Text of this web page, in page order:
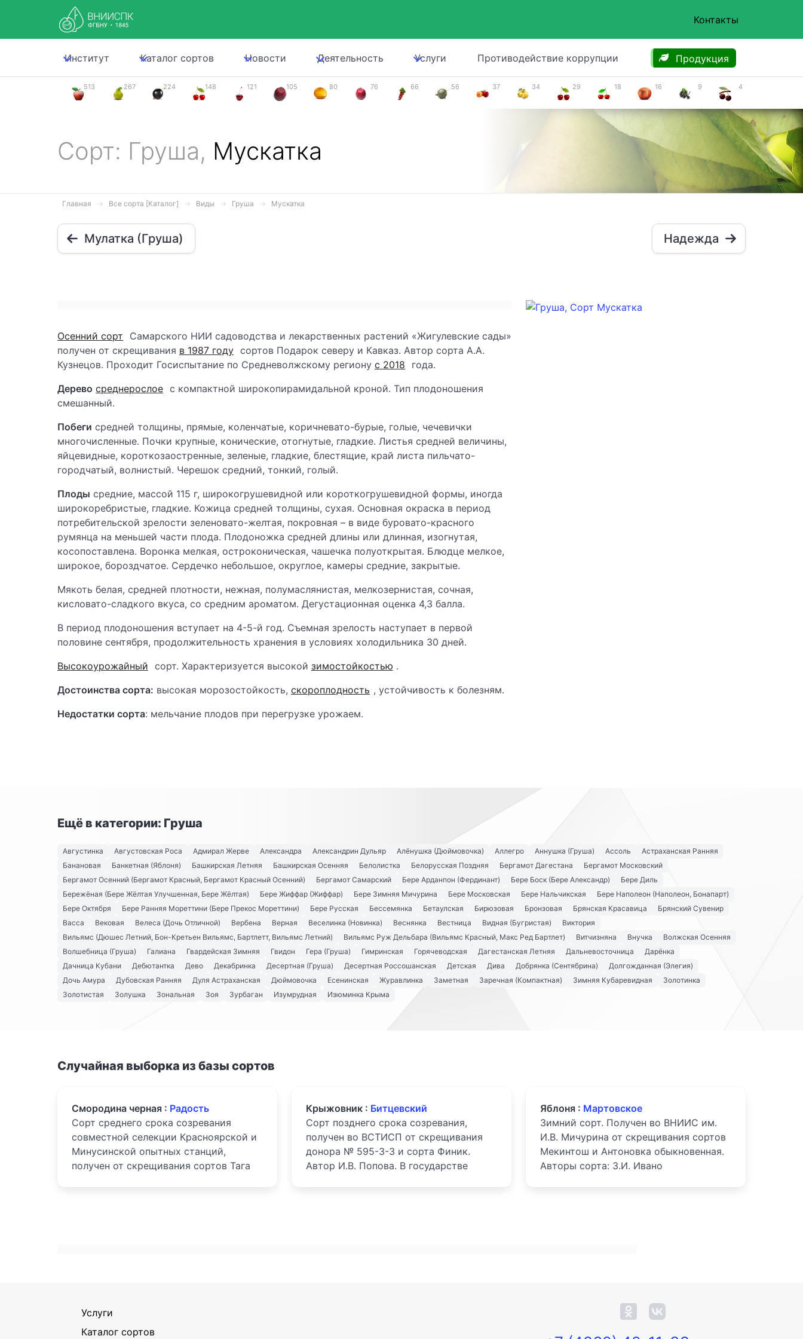
Контакты
Институт Каталог сортов Новости Деятельность Услуги Противодействие коррупции Продукция
513 267 224 148 121 105 80 76 66 56 37 34 29 18 16 9 4
Сорт: Груша, Мускатка
Главная Все сорта [Каталог] Виды Груша Мускатка
Мулатка (Груша) Надежда
Осенний сорт
Самарского НИИ садоводства и лекарственных растений «Жигулевские сады»
получен от скрещивания в 1987 году сортов Подарок северу и Кавказ. Автор сорта А.А.
Кузнецов. Проходит Госиспытание по Средневолжскому региону с 2018
года.
Дерево среднерослое с компактной широкопирамидальной кроной. Тип плодоношения
смешанный.
Побеги средней толщины, прямые, коленчатые, коричневато-бурые, голые, чечевички
многочисленные. Почки крупные, конические, отогнутые, гладкие. Листья средней величины,
яйцевидные, короткозаостренные, зеленые, гладкие, блестящие, край листа пильчато-
городчатый, волнистый. Черешок средний, тонкий, голый.
Плоды средние, массой 115 г, широкогрушевидной или короткогрушевидной формы, иногда
широкоребристые, гладкие. Кожица средней толщины, сухая. Основная окраска в период
потребительской зрелости зеленовато-желтая, покровная – в виде буровато-красного
румянца на меньшей части плода. Плодоножка средней длины или длинная, изогнутая,
косопоставлена. Воронка мелкая, остроконическая, чашечка полуоткрытая. Блюдце мелкое,
широкое, бороздчатое. Сердечко небольшое, округлое, камеры средние, закрытые.
Мякоть белая, средней плотности, нежная, полумаслянистая, мелкозернистая, сочная,
кисловато-сладкого вкуса, со средним ароматом. Дегустационная оценка 4,3 балла.
В период плодоношения вступает на 4-5-й год. Съемная зрелость наступает в первой
половине сентября, продолжительность хранения в условиях холодильника 30 дней.
Высокоурожайный сорт. Характеризуется высокой зимостойкостью .
Достоинства сорта: высокая морозостойкость, скороплодность , устойчивость к болезням.
Недостатки сорта: мельчание плодов при перегрузке урожаем.
Ещё в категории: Груша
Августинка Августовская Роса Адмирал Жерве Александра Александрин Дульяр Алёнушка (Дюймовочка) Аллегро Аннушка (Груша) Ассоль
Астраханская Ранняя
Банановая
Банкетная (Яблоня) Башкирская Летняя Башкирская Осенняя Белолистка Белорусская Поздняя Бергамот Дагестана
Бергамот Московский
Бергамот Осенний (Бергамот Красный, Бергамот Красный Осенний)
Бергамот Самарский Бере Арданпон (Фердинант) Бере Боск (Бере Александр)
Бере Диль
Бережёная (Бере Жёлтая Улучшенная, Бере Жёлтая)
Бере Жиффар (Жиффар) Бере Зимняя Мичурина Бере Московская Бере Нальчикская
Бере Наполеон (Наполеон, Бонапарт)
Бере Октября
Бере Ранняя Мореттини (Бере Прекос Мореттини) Бере Русская Бессемянка Бетаулская Бирюзовая Бронзовая Брянская Красавица
Брянский Сувенир
Васса
Вековая Велеса (Дочь Отличной) Вербена Верная Веселинка (Новинка) Веснянка Вестница Видная (Бугристая)
Виктория
Вильямс (Дюшес Летний, Бон-Кретьен Вильямс, Бартлетт, Вильямс Летний)
Вильямс Руж Дельбара (Вильямс Красный, Макс Ред Бартлет) Витчизняна Внучка
Волжская Осенняя
Волшебница (Груша)
Галиана Гвардейская Зимняя Гвидон Гера (Груша) Гимринская Горячеводская Дагестанская Летняя Дальневосточница
Дарёнка
Дачница Кубани
Дебютантка Дево Декабринка Десертная (Груша) Десертная Россошанская Детская Дива Добрянка (Сентябрина)
Долгожданная (Элегия)
Дочь Амура
Дубовская Ранняя Дуля Астраханская Дюймовочка Есенинская Журавлинка Заметная Заречная (Компактная) Зимняя Кубаревидная
Золотинка
Золотистая
Золушка Зональная Зоя Зурбаган Изумрудная Изюминка Крыма
Случайная выборка из базы сортов
Смородина черная : Радость
Сорт среднего срока созревания
совместной селекции Красноярской и
Минусинской опытных станций,
получен от скрещивания сортов Тага
Крыжовник : Битцевский
Сорт позднего срока созревания,
получен во ВСТИСП от скрещивания
донора № 595-3-3 и сорта Финик.
Автор И.В. Попова. В государстве
Яблоня : Мартовское
Зимний сорт. Получен во ВНИИС им.
И.В. Мичурина от скрещивания сортов
Мекинтош и Антоновка обыкновенная.
Авторы сорта: З.И. Ивано
Услуги
Каталог сортов